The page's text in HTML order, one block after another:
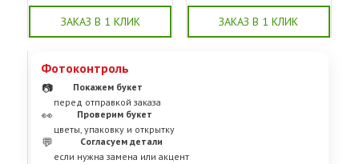
ЗАКАЗ В 1 КЛИК ЗАКАЗ В 1 КЛИК
Фотоконтроль
📷
Покажем букет
перед отправкой заказа
👀
Проверим букет
цветы, упаковку и открытку
💬
Согласуем детали
если нужна замена или акцент